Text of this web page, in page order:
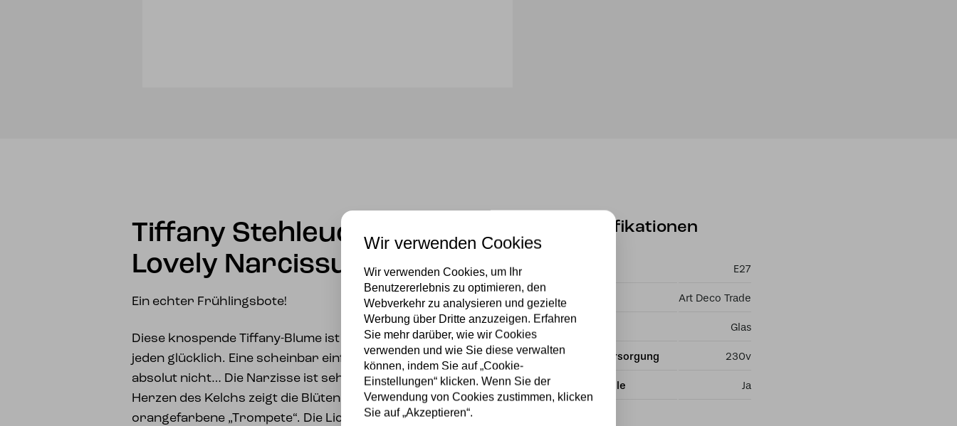
Tiffany Stehleuchte
Lovely Narcissus
Ein echter Frühlingsbote!
Diese knospende Tiffany-Blume ist goldgelb und macht
jeden glücklich. Eine scheinbar einfache Blume? Nein,
absolut nicht… Die Narzisse ist sehr eitel, denn im
Herzen des Kelchs zeigt die Blütenlampe eine
orangefarbene „Trompete“. Die Lichtquelle ist somit
Spezifikationen
E27
Art Deco Trade
Material Glas
Stromversorgung 230v
Lichtquelle Ja
Wir verwenden Cookies
Wir verwenden Cookies, um Ihr
Benutzererlebnis zu optimieren, den
Webverkehr zu analysieren und gezielte
Werbung über Dritte anzuzeigen. Erfahren
Sie mehr darüber, wie wir Cookies
verwenden und wie Sie diese verwalten
können, indem Sie auf „Cookie-
Einstellungen“ klicken. Wenn Sie der
Verwendung von Cookies zustimmen, klicken
Sie auf „Akzeptieren“.